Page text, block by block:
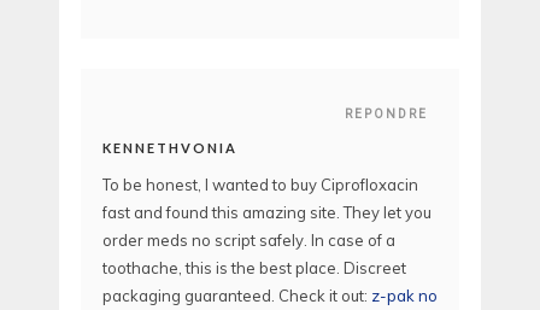
REPONDRE
KENNETHVONIA
To be honest, I wanted to buy Ciprofloxacin
fast and found this amazing site. They let you
order meds no script safely. In case of a
toothache, this is the best place. Discreet
packaging guaranteed. Check it out: z-pak no